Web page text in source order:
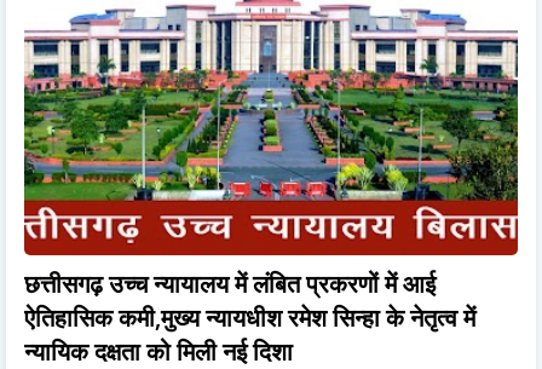
छत्तीसगढ़ उच्च न्यायालय में लंबित प्रकरणों में आई
ऐतिहासिक कमी,मुख्य न्यायधीश रमेश सिन्हा के नेतृत्व में
न्यायिक दक्षता को मिली नई दिशा